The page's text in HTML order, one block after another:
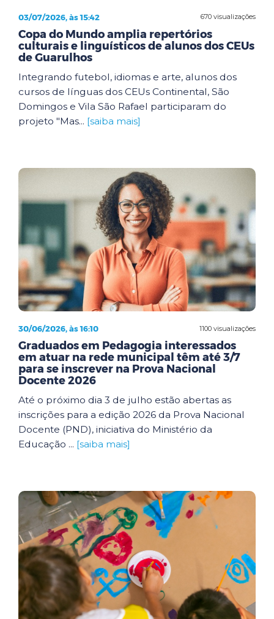
670 visualizações
03/07/2026, às 15:42
Copa do Mundo amplia repertórios
culturais e linguísticos de alunos dos CEUs
de Guarulhos
Integrando futebol, idiomas e arte, alunos dos
cursos de línguas dos CEUs Continental, São
Domingos e Vila São Rafael participaram do
projeto "Mas... [saiba mais]
1100 visualizações
30/06/2026, às 16:10
Graduados em Pedagogia interessados
em atuar na rede municipal têm até 3/7
para se inscrever na Prova Nacional
Docente 2026
Até o próximo dia 3 de julho estão abertas as
inscrições para a edição 2026 da Prova Nacional
Docente (PND), iniciativa do Ministério da
Educação ... [saiba mais]